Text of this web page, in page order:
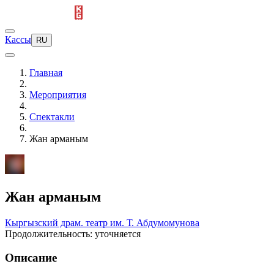
Кассы RU
Главная
Мероприятия
Спектакли
Жан арманым
Жан арманым
Кыргызский драм. театр им. Т. Абдумомунова
Продолжительность: уточняется
Описание